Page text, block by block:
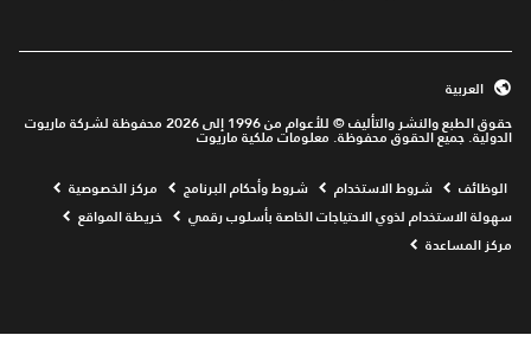
حقوق الطبع والنشر والتأليف © للأعوام من 1996 إلى 2026 محفوظة لشركة ماريوت
الدولية. جميع الحقوق محفوظة. معلومات ملكية ماريوت
العربية
الوظائف Opens a new window
شروط الاستخدام شروط وأحكام البرنامج
مركز الخصوصية
سهولة الاستخدام لذوي الاحتياجات الخاصة بأسلوب رقمي
خريطة المواقع
مركز المساعدة